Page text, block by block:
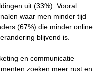
uit (33%). Vooral
waar men minder tijd
(67%) die minder online
blijvend is.
en communicatie
zoeken meer rust en